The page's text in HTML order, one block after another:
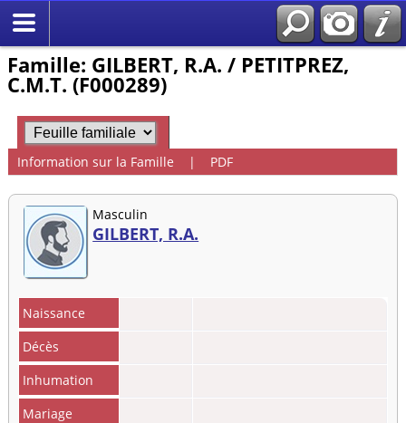
Famille: GILBERT, R.A. / PETITPREZ,
C.M.T. (F000289)
Information sur la Famille | PDF
Masculin
GILBERT, R.A.
Naissance
Décès
Inhumation
Mariage